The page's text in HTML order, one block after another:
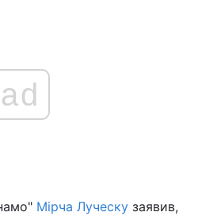
ad
Мірча Луческу заявив,